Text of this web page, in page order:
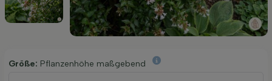
Größe: Pflanzenhöhe maßgebend